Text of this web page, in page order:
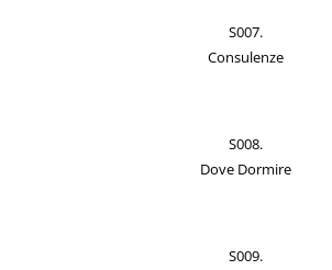
S007.
Consulenze
S008.
Dove Dormire
S009.